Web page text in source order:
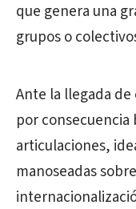
que genera una
grupos o
Ante la llegada
por consecuencia
articulaciones,
manoseadas